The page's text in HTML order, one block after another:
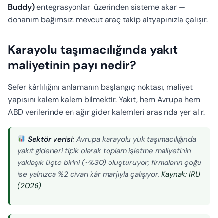
Buddy)entegrasyonları üzerinden sisteme akar —
donanım bağımsız, mevcut araç takip altyapınızla çalışır.
Karayolu taşımacılığında yakıt
maliyetinin payı nedir?
Sefer kârlılığını anlamanın başlangıç noktası, maliyet
yapısını kalem kalem bilmektir. Yakıt, hem Avrupa hem
ABD verilerinde en ağır gider kalemleri arasında yer alır.
Sektör verisi: Avrupa karayolu yük taşımacılığında
yakıt giderleri tipik olarak toplam işletme maliyetinin
yaklaşık üçte birini (~%30) oluşturuyor; firmaların çoğu
ise yalnızca %2 civarı kâr marjıyla çalışıyor. Kaynak: IRU
(2026)